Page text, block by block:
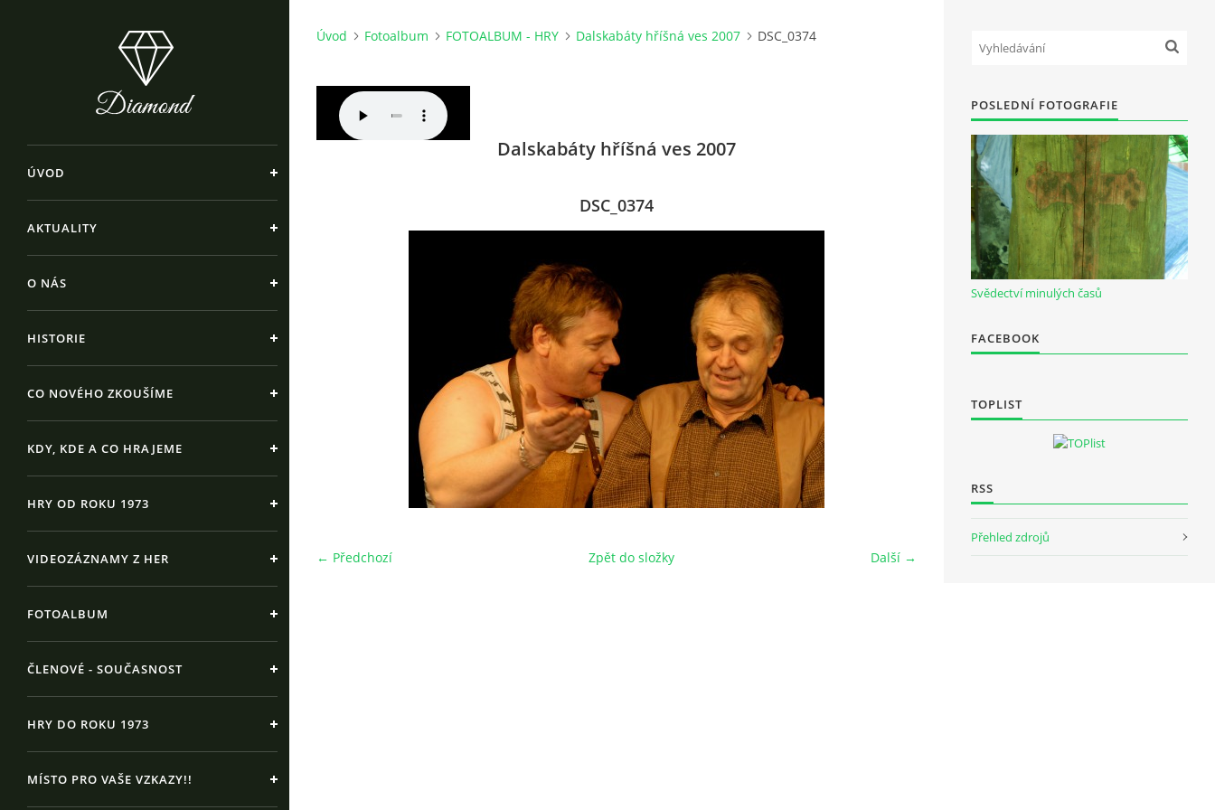
ÚVOD
AKTUALITY
O NÁS
HISTORIE
CO NOVÉHO ZKOUŠÍME
KDY, KDE A CO HRAJEME
HRY OD ROKU 1973
VIDEOZÁZNAMY Z HER
FOTOALBUM
ČLENOVÉ - SOUČASNOST
HRY DO ROKU 1973
MÍSTO PRO VAŠE VZKAZY!!
Úvod Fotoalbum FOTOALBUM - HRY Dalskabáty hříšná ves 2007 DSC_0374
Dalskabáty hříšná ves 2007
DSC_0374
← Předchozí Další →
Zpět do složky
POSLEDNÍ FOTOGRAFIE
Svědectví minulých časů
FACEBOOK
TOPLIST
RSS
Přehled zdrojů